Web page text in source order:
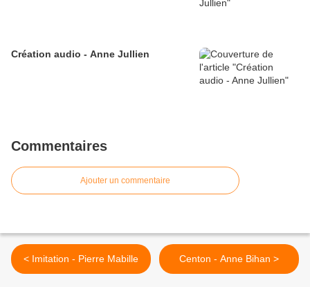
Création audio - Anne Jullien
Commentaires
Ajouter un commentaire
< Imitation - Pierre Mabille Centon - Anne Bihan >